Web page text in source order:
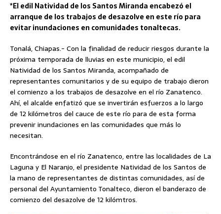
*El edil Natividad de los Santos Miranda encabezó el
arranque de los trabajos de desazolve en este río para
evitar inundaciones en comunidades tonaltecas.
Tonalá, Chiapas.- Con la finalidad de reducir riesgos durante la
próxima temporada de lluvias en este municipio, el edil
Natividad de los Santos Miranda, acompañado de
representantes comunitarios y de su equipo de trabajo dieron
el comienzo a los trabajos de desazolve en el río Zanatenco.
Ahí, el alcalde enfatizó que se invertirán esfuerzos a lo largo
de 12 kilómetros del cauce de este río para de esta forma
prevenir inundaciones en las comunidades que más lo
necesitan.
Encontrándose en el río Zanatenco, entre las localidades de La
Laguna y El Naranjo, el presidente Natividad de los Santos de
la mano de representantes de distintas comunidades, así de
personal del Ayuntamiento Tonalteco, dieron el banderazo de
comienzo del desazolve de 12 kilómtros.